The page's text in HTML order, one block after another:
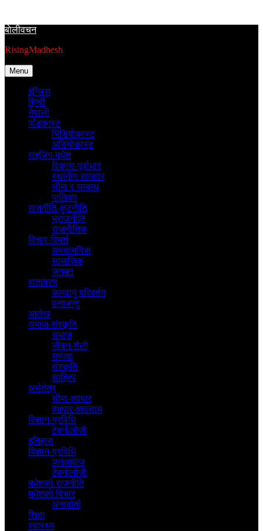
content
बाेलीवचन
RisingMadhesh
Menu
इंग्लिस
हिन्दी
नेपाली
पाँडकास्ट
भिडियाेकास्ट
अडियाेकास्ट
राइजिंग-मधेश
विकास-पूर्वाधार
स्थानीय सरकार
सीमा र सम्बन्ध
पालिका
राजनीति-कुटनीति
भूराजनीति
राजनीतिक
विचार-विमर्श
समसामयिक
सामाजिक
जनमत
वातावरण
जलवायु परिवर्तन
वन्यजन्तु
आलेख
समाज-संस्कृति
समाज
जीवन-शैली
सम्पदा
संस्कृति
साहित्य
अर्थतंत्र
सीमा-व्यापार
व्यापार-व्यवसाय
विज्ञान-प्रविधि
टेक्नोलोजी
इतिहास
विज्ञान-प्रविधि
जनआवाज
टेक्नोलोजी
मधेशकाे राजनीति
मधेशकाे विचार
अन्तर्वार्ता
शिक्षा
स्वास्थ्य